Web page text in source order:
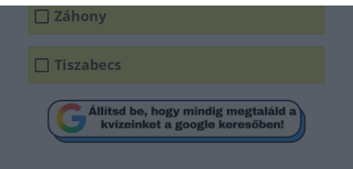
Záhony
Tiszabecs